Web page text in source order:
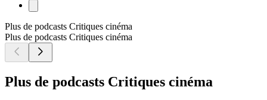
Plus de podcasts Critiques cinéma
Plus de podcasts Critiques cinéma
Plus de podcasts Critiques cinéma